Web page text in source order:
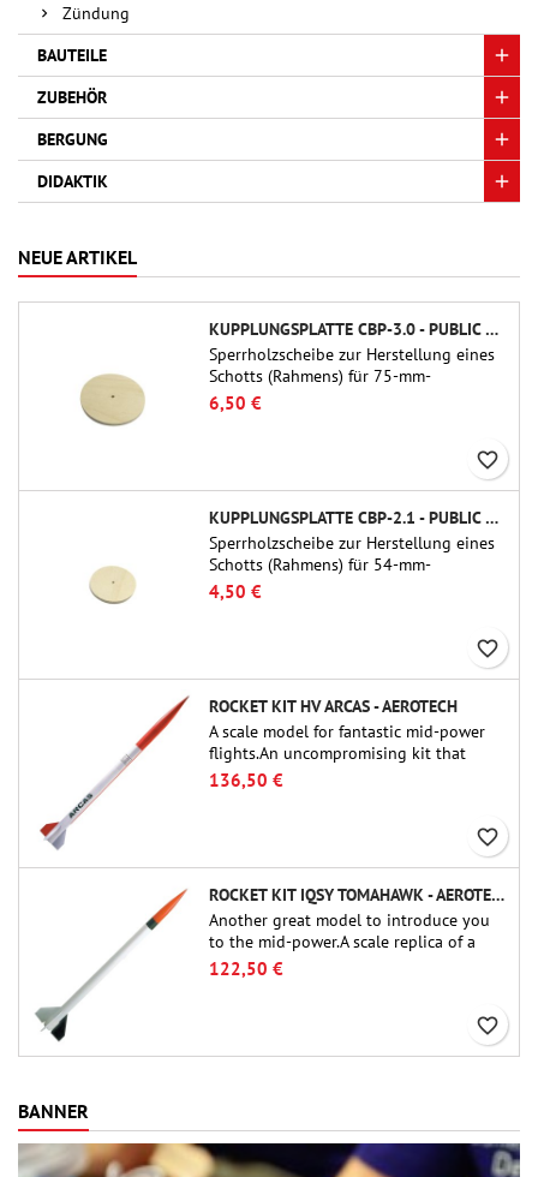
Zündung
BAUTEILE
ZUBEHÖR
BERGUNG
DIDAKTIK
NEUE ARTIKEL
KUPPLUNGSPLATTE CBP-3.0 - PUBLIC MISSILES LTD.
Sperrholzscheibe zur Herstellung eines
Schotts (Rahmens) für 75-mm-
Rohrkupplungen (PT-3.0/QT-3.0) von
Public Missiles Ltd.
6,50 €
favorite_border
KUPPLUNGSPLATTE CBP-2.1 - PUBLIC MISSILES LTD.
Sperrholzscheibe zur Herstellung eines
Schotts (Rahmens) für 54-mm-
Rohrkupplungen (PT-2.1 oder QT-2.1)
von Public Missiles Ltd.
4,50 €
favorite_border
ROCKET KIT HV ARCAS - AEROTECH
A scale model for fantastic mid-power
flights.An uncompromising kit that
allows you to build a replica of one of
the most famous sounding-rocket ever.
136,50 €
favorite_border
ROCKET KIT IQSY TOMAHAWK - AEROTECH
Another great model to introduce you
to the mid-power.A scale replica of a
famous sounding rocket, small in size
and peefect to move to higher-level kits.
122,50 €
favorite_border
BANNER